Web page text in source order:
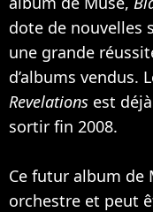
dote de nouvelles
une grande
d’albums vendus.
Revelations est
sortir fin 2008.
Ce futur album de
orchestre et peut